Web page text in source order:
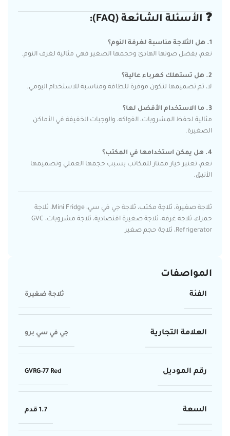
❓ الأسئلة الشائعة (FAQ):
1. هل الثلاجة مناسبة لغرفة النوم؟
نعم، بفضل صوتها الهادئ وحجمها الصغير فهي مثالية لغرف النوم.
2. هل تستهلك كهرباء عالية؟
لا، تم تصميمها لتكون موفرة للطاقة ومناسبة للاستخدام اليومي.
3. ما الاستخدام الأفضل لها؟
مثالية لحفظ المشروبات، الفواكه، والوجبات الخفيفة في الأماكن
الصغيرة.
4. هل يمكن استخدامها في المكتب؟
نعم، تعتبر خيار ممتاز للمكاتب بسبب حجمها العملي وتصميمها
الأنيق.
ثلاجة صغيرة، ثلاجة مكتب، ثلاجة جي في سي، Mini Fridge، ثلاجة
حمراء، ثلاجة غرفة، ثلاجة صغيرة اقتصادية، ثلاجة مشروبات، GVC
Refrigerator، ثلاجة حجم صغير
المواصفات
الفئة ثلاجة ضغيرة
العلامة التجارية جي في سي برو
رقم الموديل GVRG-77 Red
السعة 1.7 قدم